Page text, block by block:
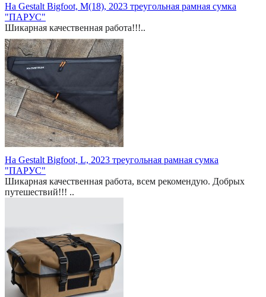
На Gestalt Bigfoot, M(18), 2023 треугольная рамная сумка
"ПАРУС"
Шикарная качественная работа!!!..
На Gestalt Bigfoot, L, 2023 треугольная рамная сумка
"ПАРУС"
Шикарная качественная работа, всем рекомендую. Добрых
путешествий!!! ..